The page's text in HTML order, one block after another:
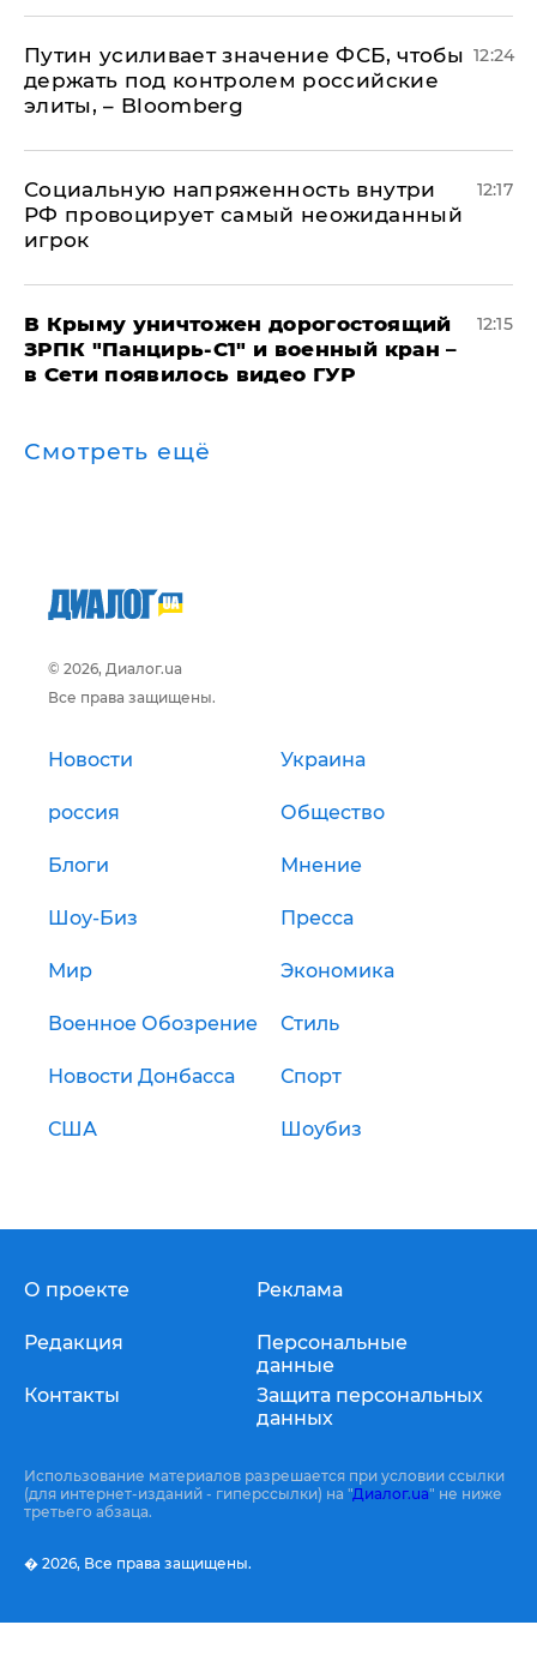
Путин усиливает значение ФСБ, чтобы
держать под контролем российские
элиты, – Bloomberg
12:24
Социальную напряженность внутри
РФ провоцирует самый неожиданный
игрок
12:17
В Крыму уничтожен дорогостоящий
ЗРПК "Панцирь-С1" и военный кран –
в Сети появилось видео ГУР
12:15
Смотреть ещё
© 2026, Диалог.ua
Все права защищены.
Новости Украина
россия Общество
Блоги Мнение
Шоу-Биз Пресса
Мир Экономика
Военное Обозрение Стиль
Новости Донбасса Спорт
США Шоубиз
О проекте
Редакция
Контакты
Реклама
Персональные
данные
Защита персональных
данных
Использование материалов разрешается при условии ссылки
(для интернет-изданий - гиперссылки) на "Диалог.ua" не ниже
третьего абзаца.
� 2026, Все права защищены.